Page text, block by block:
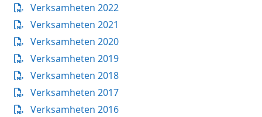
Verksamheten 2022
Verksamheten 2021
Verksamheten 2020
Verksamheten 2019
Verksamheten 2018
Verksamheten 2017
Verksamheten 2016